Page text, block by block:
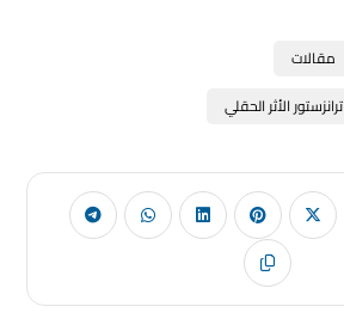
مقالات
ترانزستور الأثر الحقلي